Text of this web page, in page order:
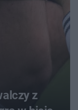
z